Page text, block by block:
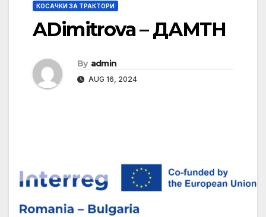
КОСАЧКИ ЗА ТРАКТОРИ
ADimitrova – ДАМТН
By admin
AUG 16, 2024